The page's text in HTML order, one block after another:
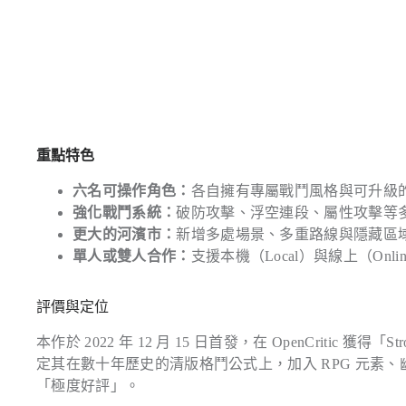
重點特色
六名可操作角色： 各自擁有專屬戰鬥風格與可升級
強化戰鬥系統：破防攻擊、浮空連段、屬性攻擊等
更大的河濱市：新增多處場景、多重路線與隱藏區
單人或雙人合作： 支援本機（Local）與線上（
評價與定位
本作於 2022 年 12 月 15 日首發，在 OpenCritic 獲得「
定其在數十年歷史的清版格鬥公式上，加入 RPG 元素
「極度好評」。